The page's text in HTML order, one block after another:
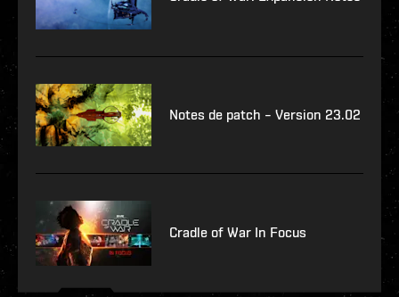
Notes de patch – Version 23.02
Cradle of War In Focus